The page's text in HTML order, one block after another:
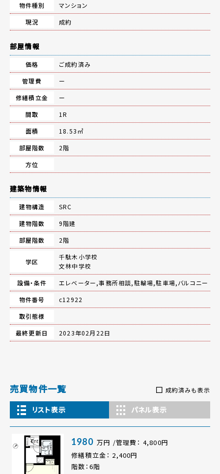
物件種別
マンション
現況
成約
部屋情報
価格
ご成約済み
管理費
ー
修繕積立金
ー
間取
1R
面積
18.53㎡
部屋階数
2階
方位
建築物情報
建物構造
SRC
建物階数
9階建
部屋階数
2階
学区
千駄木小学校
文林中学校
設備・条件
エレベーター,事務所相談,駐輪場,駐車場,バルコニー
物件番号
c12922
取引態様
最終更新日
2023年02月22日
売買物件一覧 成約済みも表示
リスト表示 パネル表示
1980 万円 /管理費： 4,800円
修繕積立金： 2,400円
階数：6階